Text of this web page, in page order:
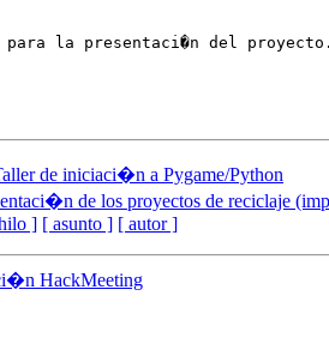
la presentaci�n del proyecto.
de iniciaci�n a Pygame/Python
de los proyectos de reciclaje
] [ asunto ] [ autor ]
HackMeeting